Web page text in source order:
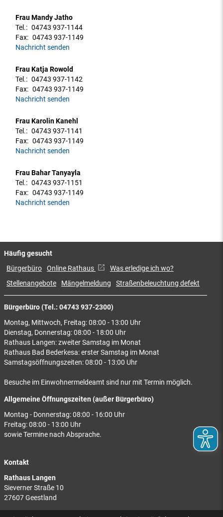
Frau Mandy Jatho
Tel.: 04743 937-1144
Fax: 04743 937-1149
Nachricht senden
Frau Katja Rowold
Tel.: 04743 937-1142
Fax: 04743 937-1149
Nachricht senden
Frau Karolin Kanehl
Tel.: 04743 937-1141
Fax: 04743 937-1149
Nachricht senden
Frau Bahar Tanyayla
Tel.: 04743 937-1151
Fax: 04743 937-1149
Nachricht senden
Bürgerbüro (Tel.: 04743 937-2300)
Montag, Mittwoch, Freitag: 08:00 - 13:00 Uhr
Dienstag, Donnerstag: 08:00 - 18:00 Uhr
Rathaus Langen: zweiter Samstag im Monat
Rathaus Bad Bederkesa: erster Samstag im Monat
Samstagsöffnungszeiten: 08:00 - 13:00 Uhr
Besuche im Einwohnermeldeamt sind nur mit Termin möglich.
Allgemeine Öffnungszeiten (außer Bürgerbüro)
Montag - Donnerstag: 08:00 - 16:00 Uhr
Freitag: 08:00 - 13:00 Uhr
sowie Termine nach Absprache.
Kontakt
Rathaus Langen
Sieverner Straße 10
27607 Geestland
Häufig gesucht
Bürgerbüro Online Rathaus
Was erledige ich wo?
Stellenangebote
Mängelmeldung Straßenbeleuchtung defekt